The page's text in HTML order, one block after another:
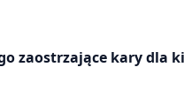
zaostrzające kary dla